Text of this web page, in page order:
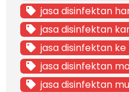
jasa disinfektan
jasa disinfektan
jasa disinfektan
jasa disinfektan
jasa disinfektan